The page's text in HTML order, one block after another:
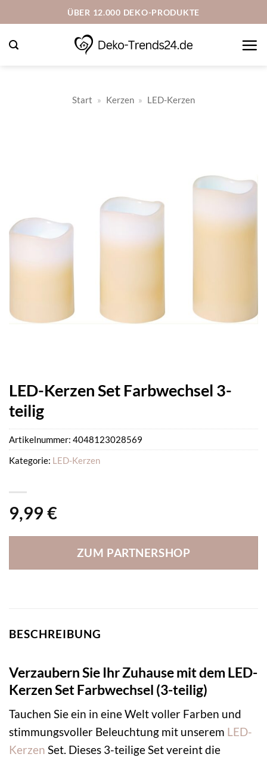
Inhalt
springen
ÜBER 12.000 DEKO-PRODUKTE
Start » Kerzen » LED-Kerzen
LED-Kerzen Set Farbwechsel 3-
teilig
9,99 €
ZUM PARTNERSHOP
Artikelnummer: 4048123028569
Kategorie: LED-Kerzen
BESCHREIBUNG
Verzaubern Sie Ihr Zuhause mit dem LED-
Kerzen Set Farbwechsel (3-teilig)
Tauchen Sie ein in eine Welt voller Farben und
stimmungsvoller Beleuchtung mit unserem LED-
Kerzen Set. Dieses 3-teilige Set vereint die